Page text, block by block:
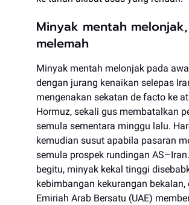
Minyak mentah
melemah
Minyak mentah melonjak pada
dengan jurang kenaikan selepas
mengenakan sekatan de facto ke
Hormuz, sekali gus membatalkan
semula sementara minggu lalu.
kemudian susut apabila pasaran
semula prospek rundingan
begitu, minyak kekal tinggi
kebimbangan kekurangan bekalan,
Emiriah Arab Bersatu (UAE)